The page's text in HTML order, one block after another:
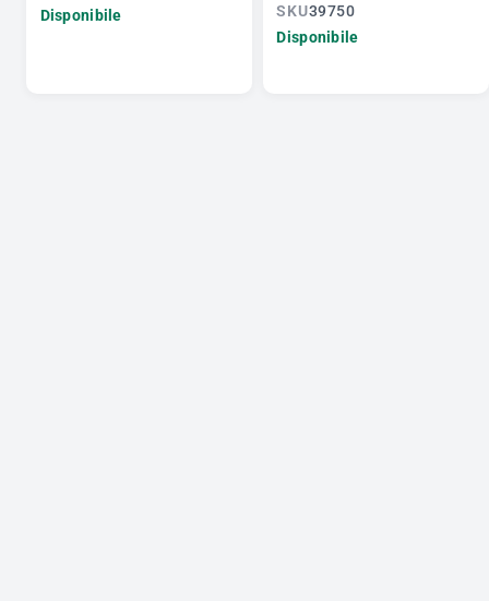
Disponibile
SKU39750
Disponibile